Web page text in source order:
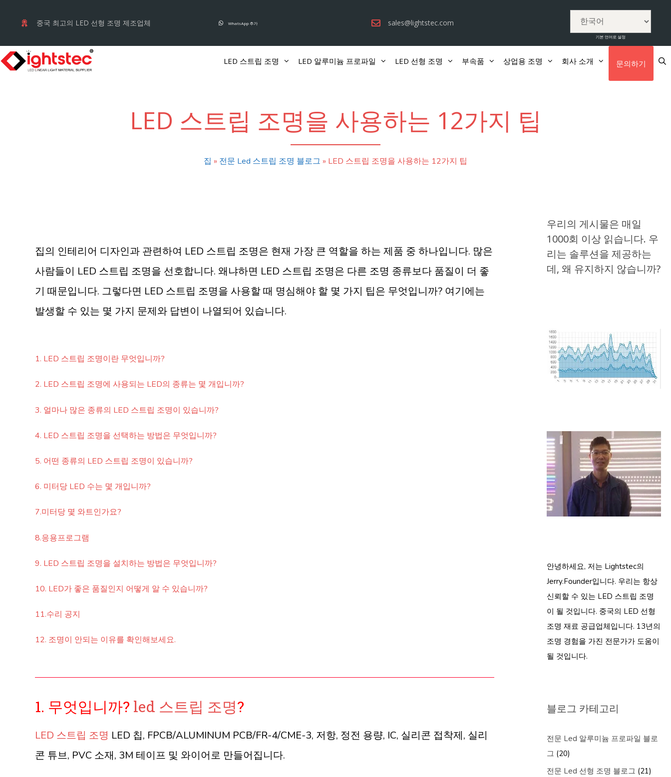
로
건
중국 최고의 LED 선형 조명 제조업체 WhatsApp 추가 sales@lightstec.com
기본 언어로 설정
LED 스트립 조명 LED 알루미늄 프로파일 LED 선형 조명 부속품 상업용 조명 회사 소개 문의하기
LED 스트립 조명을 사용하는 12가지 팁
집 » 전문 Led 스트립 조명 블로그 » LED 스트립 조명을 사용하는 12가지 팁
집의 인테리어 디자인과 관련하여 LED 스트립 조명은 현재 가장 큰 역할을 하는 제품 중 하나입니다. 많은
사람들이 LED 스트립 조명을 선호합니다. 왜냐하면 LED 스트립 조명은 다른 조명 종류보다 품질이 더 좋
기 때문입니다. 그렇다면 LED 스트립 조명을 사용할 때 명심해야 할 몇 가지 팁은 무엇입니까? 여기에는
발생할 수 있는 몇 가지 문제와 답변이 나열되어 있습니다.
1. LED 스트립 조명이란 무엇입니까?
2. LED 스트립 조명에 사용되는 LED의 종류는 몇 개입니까?
3. 얼마나 많은 종류의 LED 스트립 조명이 있습니까?
4. LED 스트립 조명을 선택하는 방법은 무엇입니까?
5. 어떤 종류의 LED 스트립 조명이 있습니까?
6. 미터당 LED 수는 몇 개입니까?
7.미터당 몇 와트인가요?
8.응용프로그램
9. LED 스트립 조명을 설치하는 방법은 무엇입니까?
10. LED가 좋은 품질인지 어떻게 알 수 있습니까?
11.수리 공지
12. 조명이 안되는 이유를 확인해보세요.
1. 무엇입니까? led 스트립 조명?
LED 스트립 조명 LED 칩, FPCB/ALUMINUM PCB/FR-4/CME-3, 저항, 정전 용량, IC, 실리콘 접착제, 실리
콘 튜브, PVC 소재, 3M 테이프 및 와이어로 만들어집니다.
우리의 게시물은 매일
1000회 이상 읽습니다. 우
리는 솔루션을 제공하는
데, 왜 유지하지 않습니까?
안녕하세요, 저는 Lightstec의
Jerry.Founder입니다. 우리는 항상
신뢰할 수 있는 LED 스트립 조명
이 될 것입니다. 중국의 LED 선형
조명 재료 공급업체입니다. 13년의
조명 경험을 가진 전문가가 도움이
될 것입니다.
블로그 카테고리
전문 Led 알루미늄 프로파일 블로
그 (20)
전문 Led 선형 조명 블로그 (21)